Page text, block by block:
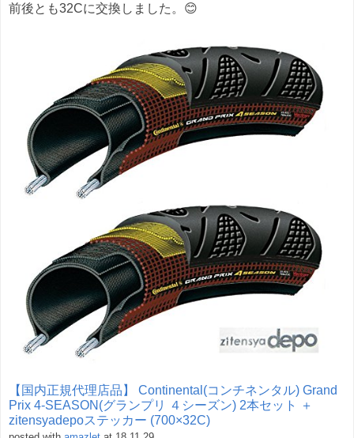
前後とも32Cに交換しました。😊
【国内正規代理店品】 Continental(コンチネンタル) Grand
Prix 4-SEASON(グランプリ ４シーズン) 2本セット ＋
zitensyadepoステッカー (700×32C)